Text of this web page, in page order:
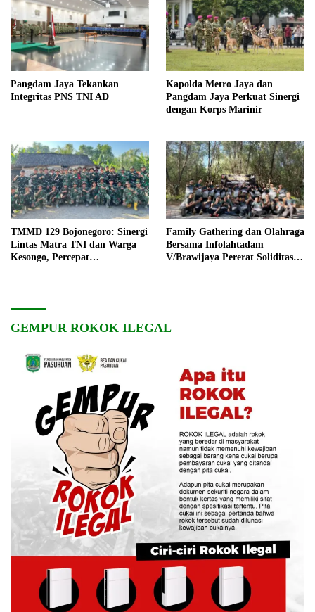
Pangdam Jaya Tekankan
Integritas PNS TNI AD
Kapolda Metro Jaya dan
Pangdam Jaya Perkuat Sinergi
dengan Korps Marinir
TMMD 129 Bojonegoro: Sinergi
Lintas Matra TNI dan Warga
Kesongo, Percepat
Family Gathering dan Olahraga
Bersama Infolahtadam
V/Brawijaya Pererat Soliditas
GEMPUR ROKOK ILEGAL